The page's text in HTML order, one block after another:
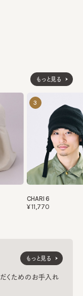
もっと見る
3
CHARI 6
¥11,770
くためのお手入れ
もっと見る